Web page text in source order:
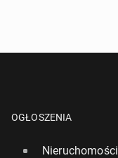
OGŁOSZENIA
Nieruchomości